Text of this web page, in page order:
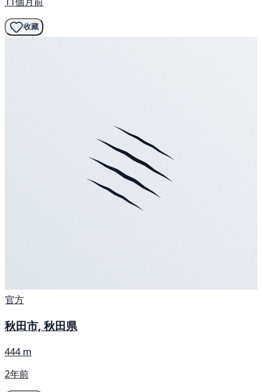
收藏
官方
秋田市, 秋田県
444 m
2年前